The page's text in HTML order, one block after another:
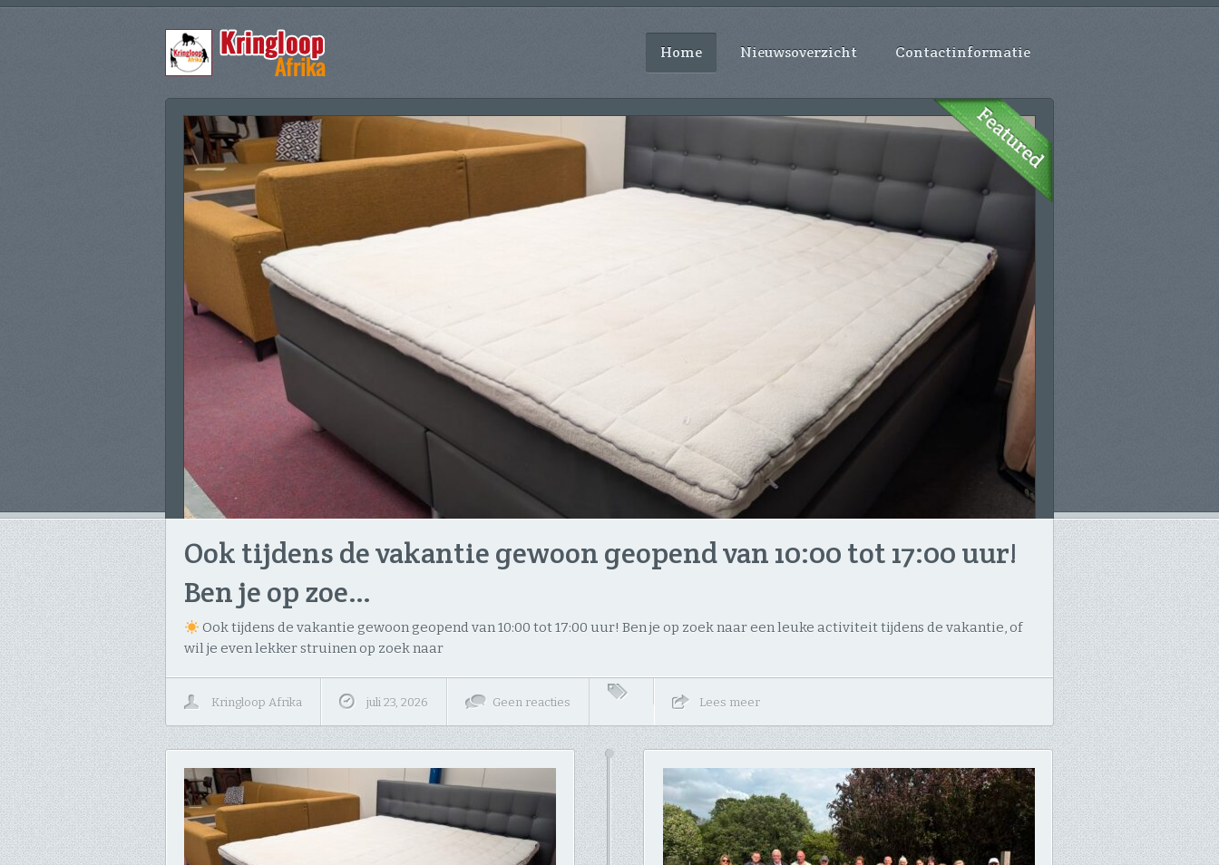
Home Nieuwsoverzicht Contactinformatie
Ook tijdens de vakantie gewoon geopend van 10:00 tot 17:00 uur! ​
Ben je op zoe…
Ook tijdens de vakantie gewoon geopend van 10:00 tot 17:00 uur! ​Ben je op zoek naar een leuke activiteit tijdens de vakantie, of
wil je even lekker struinen op zoek naar
Kringloop Afrika juli 23, 2026 Geen reacties Lees meer